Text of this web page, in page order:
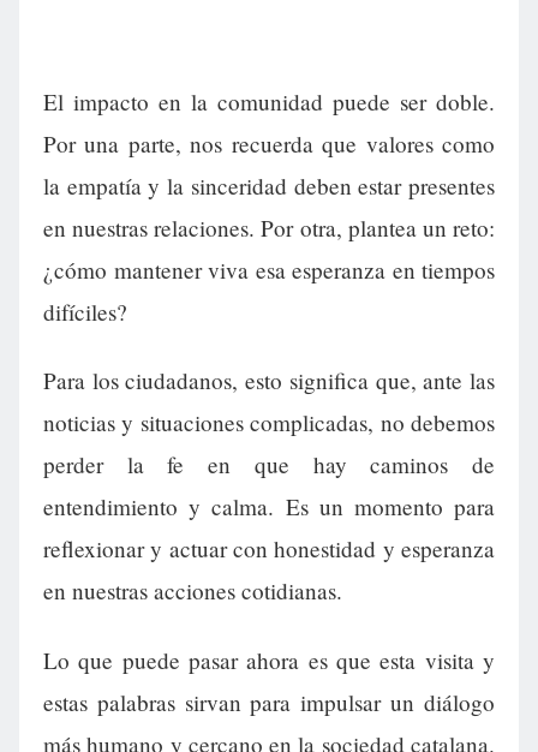
El impacto en la comunidad puede ser doble.
Por una parte, nos recuerda que valores como
la empatía y la sinceridad deben estar presentes
en nuestras relaciones. Por otra, plantea un reto:
¿cómo mantener viva esa esperanza en tiempos
difíciles?
Para los ciudadanos, esto significa que, ante las
noticias y situaciones complicadas, no debemos
perder la fe en que hay caminos de
entendimiento y calma. Es un momento para
reflexionar y actuar con honestidad y esperanza
en nuestras acciones cotidianas.
Lo que puede pasar ahora es que esta visita y
estas palabras sirvan para impulsar un diálogo
más humano y cercano en la sociedad catalana.